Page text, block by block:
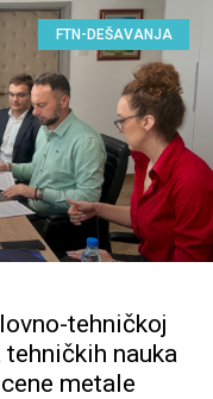
FTN-DEŠAVANJA
tehničkoj
nauka
metale